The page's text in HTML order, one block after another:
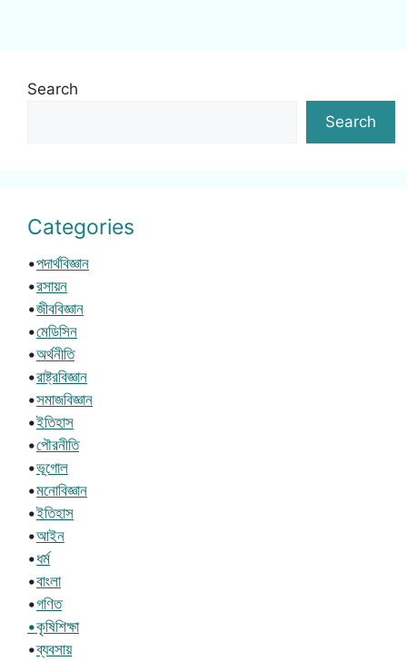
Search
Search
Categories
•পদার্থবিজ্ঞান
•রসায়ন
•জীববিজ্ঞান
•মেডিসিন
•অর্থনীতি
•রাষ্ট্রবিজ্ঞান
•সমাজবিজ্ঞান
•ইতিহাস
•পৌরনীতি
•ভূগোল
•মনোবিজ্ঞান
•ইতিহাস
•আইন
•ধর্ম
•বাংলা
•গণিত
•কৃষিশিক্ষা
•ব্যবসায়